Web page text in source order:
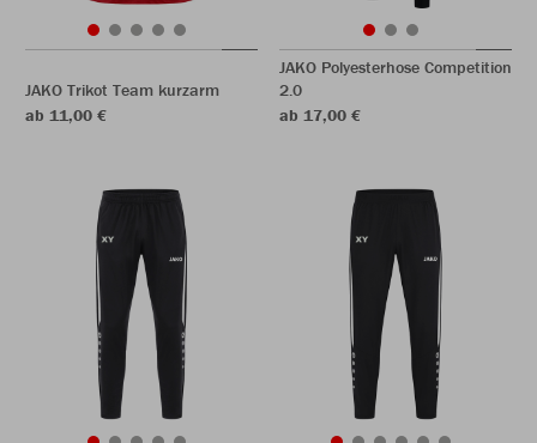
JAKO Trikot Team kurzarm
ab 11,00 €
JAKO Polyesterhose Competition
2.0
ab 17,00 €